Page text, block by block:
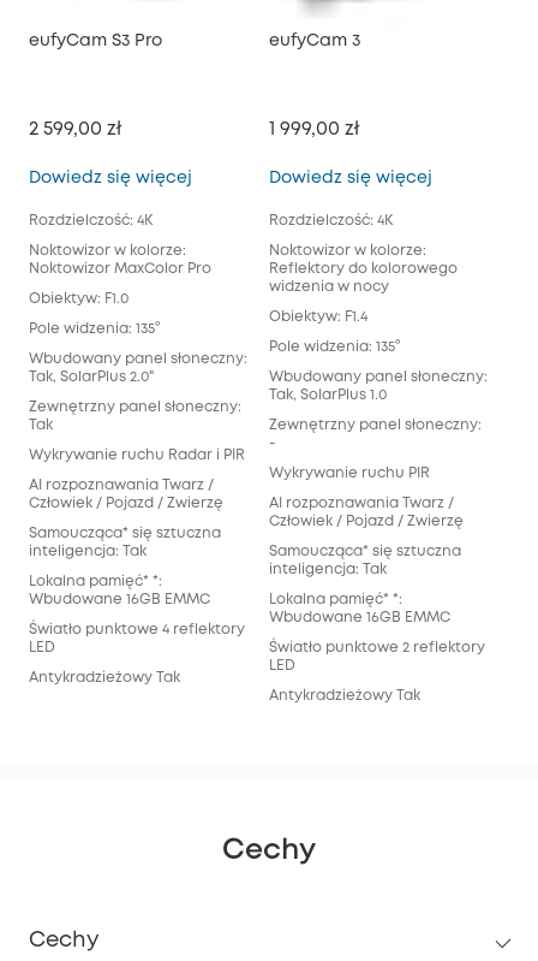
eufyCam S3 Pro
2 599,00 zł
Dowiedz się więcej eufyCam S3 Pro
Rozdzielczość: 4K
Noktowizor w kolorze:
Noktowizor MaxColor Pro
Obiektyw: F1.0
Pole widzenia: 135°
Wbudowany panel słoneczny:
Tak, SolarPlus 2.0"
Zewnętrzny panel słoneczny:
Tak
Wykrywanie ruchu Radar i PIR
AI rozpoznawania Twarz /
Człowiek / Pojazd / Zwierzę
Samoucząca* się sztuczna
inteligencja: Tak
Lokalna pamięć* *:
Wbudowane 16GB EMMC
Światło punktowe 4 reflektory
LED
Antykradzieżowy Tak
eufyCam 3
1 999,00 zł
Dowiedz się więcej
Rozdzielczość: 4K
Noktowizor w kolorze:
Reflektory do kolorowego
widzenia w nocy
Obiektyw: F1.4
Pole widzenia: 135°
Wbudowany panel słoneczny:
Tak, SolarPlus 1.0
Zewnętrzny panel słoneczny:
-
Wykrywanie ruchu PIR
AI rozpoznawania Twarz /
Człowiek / Pojazd / Zwierzę
Samoucząca* się sztuczna
inteligencja: Tak
Lokalna pamięć* *:
Wbudowane 16GB EMMC
Światło punktowe 2 reflektory
LED
Antykradzieżowy Tak
Cechy
Cechy